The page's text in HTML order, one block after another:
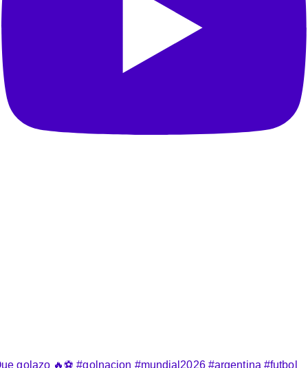
golazo 🔥⚽️ #golnacion #mundial2026 #argentina #futbol